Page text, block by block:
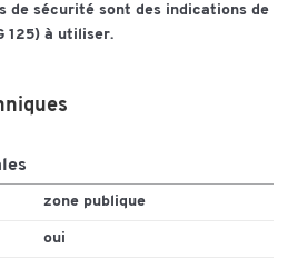
de sécurité sont des indications de
125) à utiliser.
zone publique
oui